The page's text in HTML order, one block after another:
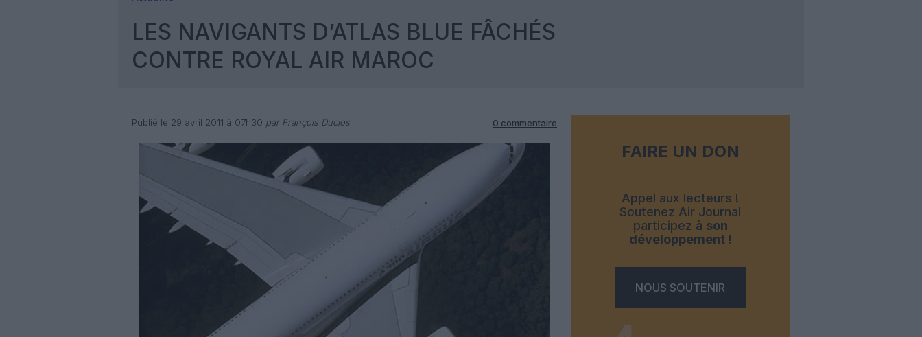
LES NAVIGANTS D’ATLAS BLUE FÂCHÉS
CONTRE ROYAL AIR MAROC
Publié le 29 avril 2011 à 07h30 par François Duclos 0 commentaire
FAIRE UN DON
Appel aux lecteurs !
Soutenez Air Journal
participez à son
développement !
NOUS SOUTENIR